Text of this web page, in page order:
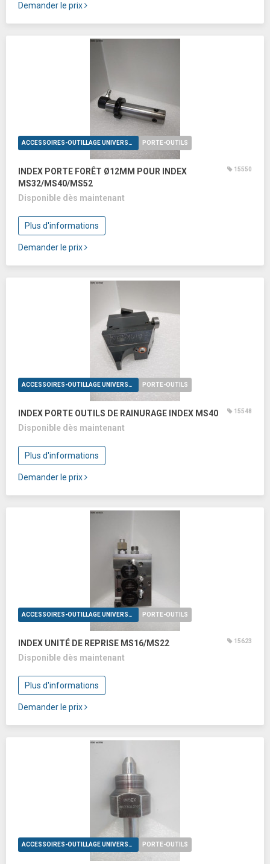
Demander le prix
ACCESSOIRES-OUTILLAGE UNIVERSELS PORTE-OUTILS
INDEX PORTE FORÊT Ø12MM POUR INDEX
MS32/MS40/MS52
15550
Disponible dès maintenant
Plus d'informations
Demander le prix
ACCESSOIRES-OUTILLAGE UNIVERSELS PORTE-OUTILS
INDEX PORTE OUTILS DE RAINURAGE INDEX MS40 15548
Disponible dès maintenant
Plus d'informations
Demander le prix
ACCESSOIRES-OUTILLAGE UNIVERSELS PORTE-OUTILS
INDEX UNITÉ DE REPRISE MS16/MS22 15623
Disponible dès maintenant
Plus d'informations
Demander le prix
ACCESSOIRES-OUTILLAGE UNIVERSELS PORTE-OUTILS